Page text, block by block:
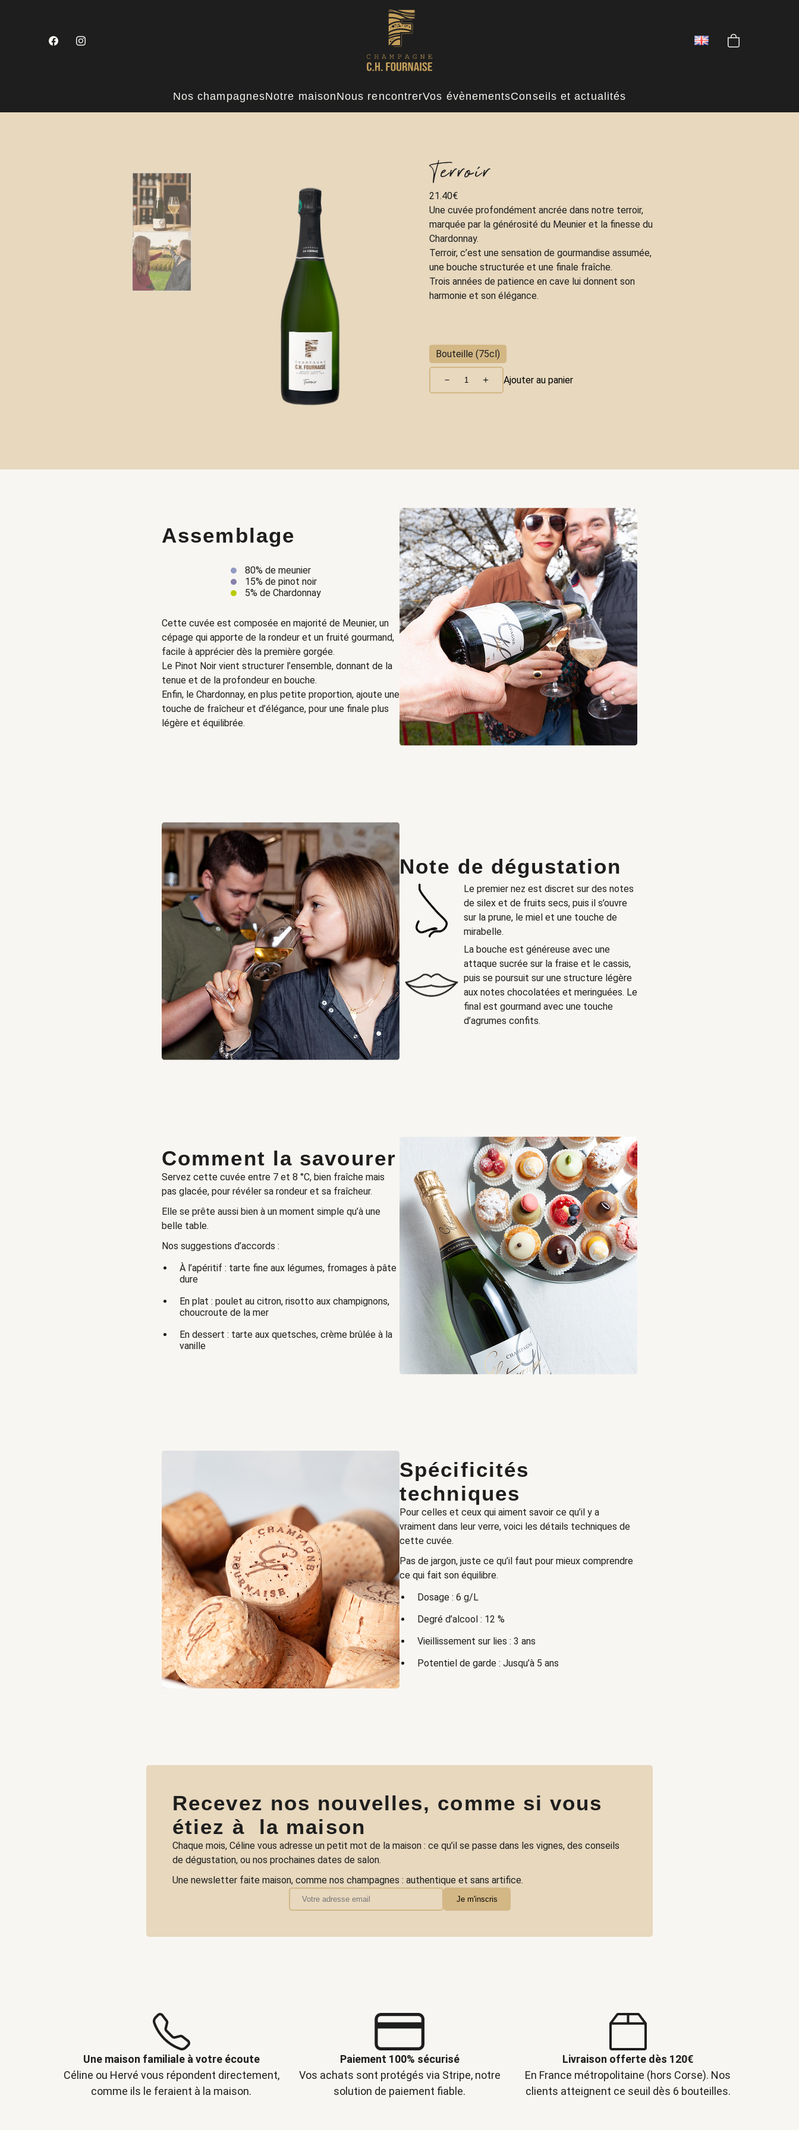
Nos champagnesNotre maisonNous rencontrerVos évènementsConseils et actualités
Terroir
21.40€
Une cuvée profondément ancrée dans notre terroir,
marquée par la générosité du Meunier et la finesse du
Chardonnay.
Terroir, c’est une sensation de gourmandise assumée,
une bouche structurée et une finale fraîche.
Trois années de patience en cave lui donnent son
harmonie et son élégance.
Bouteille (75cl)
－ ＋ Ajouter au panier
Assemblage
80% de meunier
15% de pinot noir
5% de Chardonnay
Cette cuvée est composée en majorité de Meunier, un
cépage qui apporte de la rondeur et un fruité gourmand,
facile à apprécier dès la première gorgée.
Le Pinot Noir vient structurer l’ensemble, donnant de la
tenue et de la profondeur en bouche.
Enfin, le Chardonnay, en plus petite proportion, ajoute une
touche de fraîcheur et d’élégance, pour une finale plus
légère et équilibrée.
Note de dégustation
Le premier nez est discret sur des notes
de silex et de fruits secs, puis il s’ouvre
sur la prune, le miel et une touche de
mirabelle.
La bouche est généreuse avec une
attaque sucrée sur la fraise et le cassis,
puis se poursuit sur une structure légère
aux notes chocolatées et meringuées. Le
final est gourmand avec une touche
d’agrumes confits.
Comment la savourer
Servez cette cuvée entre 7 et 8 °C, bien fraîche mais
pas glacée, pour révéler sa rondeur et sa fraîcheur.
Elle se prête aussi bien à un moment simple qu’à une
belle table.
Nos suggestions d’accords :
À l’apéritif : tarte fine aux légumes, fromages à pâte
dure
En plat : poulet au citron, risotto aux champignons,
choucroute de la mer
En dessert : tarte aux quetsches, crème brûlée à la
vanille
Spécificités
techniques
Pour celles et ceux qui aiment savoir ce qu’il y a
vraiment dans leur verre, voici les détails techniques de
cette cuvée.
Pas de jargon, juste ce qu’il faut pour mieux comprendre
ce qui fait son équilibre.
Dosage : 6 g/L
Degré d’alcool : 12 %
Vieillissement sur lies : 3 ans
Potentiel de garde : Jusqu’à 5 ans
Recevez nos nouvelles, comme si vous
étiez à la maison
Chaque mois, Céline vous adresse un petit mot de la maison : ce qu’il se passe dans les vignes, des conseils
de dégustation, ou nos prochaines dates de salon.
Une newsletter faite maison, comme nos champagnes : authentique et sans artifice.
Une maison familiale à votre écoute
Céline ou Hervé vous répondent directement,
comme ils le feraient à la maison.
Paiement 100% sécurisé
Vos achats sont protégés via Stripe, notre
solution de paiement fiable.
Livraison offerte dès 120€
En France métropolitaine (hors Corse). Nos
clients atteignent ce seuil dès 6 bouteilles.